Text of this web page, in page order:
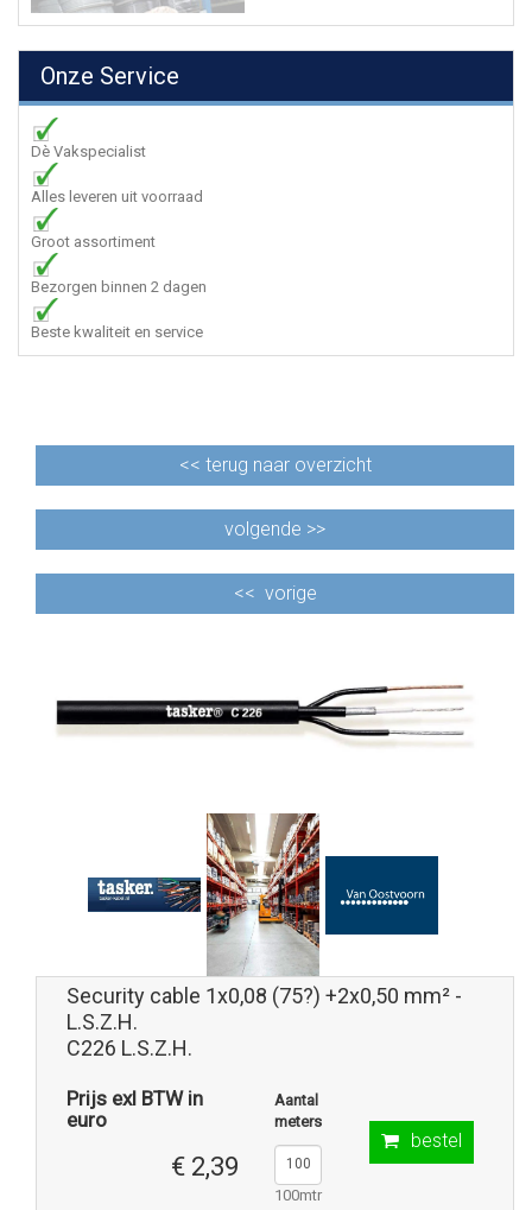
Onze Service
Dè Vakspecialist
Alles leveren uit voorraad
Groot assortiment
Bezorgen binnen 2 dagen
Beste kwaliteit en service
<< terug naar overzicht
volgende >>
<< vorige
Security cable 1x0,08 (75?) +2x0,50 mm² -
L.S.Z.H.
C226 L.S.Z.H.
Prijs exl BTW in
euro
€ 2,39
Aantal
meters
100mtr
bestel